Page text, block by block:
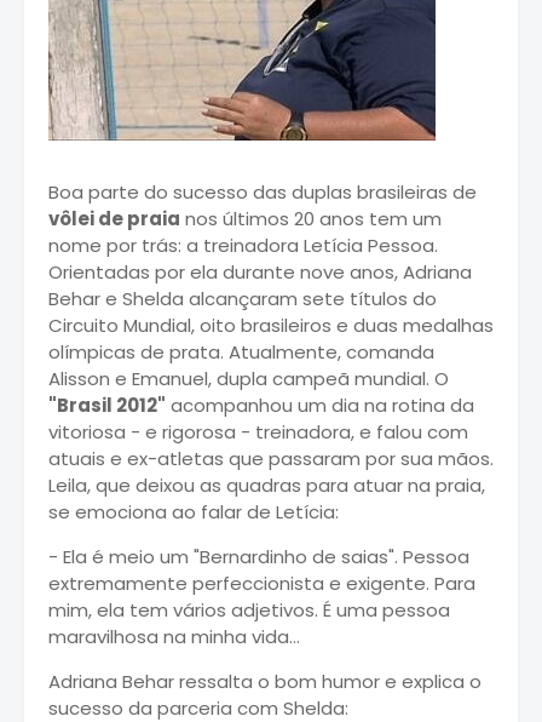
Boa parte do sucesso das duplas brasileiras de
vôlei de praia nos últimos 20 anos tem um
nome por trás: a treinadora Letícia Pessoa.
Orientadas por ela durante nove anos, Adriana
Behar e Shelda alcançaram sete títulos do
Circuito Mundial, oito brasileiros e duas medalhas
olímpicas de prata. Atualmente, comanda
Alisson e Emanuel, dupla campeã mundial. O
"Brasil 2012" acompanhou um dia na rotina da
vitoriosa - e rigorosa - treinadora, e falou com
atuais e ex-atletas que passaram por sua mãos.
Leila, que deixou as quadras para atuar na praia,
se emociona ao falar de Letícia:
- Ela é meio um "Bernardinho de saias". Pessoa
extremamente perfeccionista e exigente. Para
mim, ela tem vários adjetivos. É uma pessoa
maravilhosa na minha vida...
Adriana Behar ressalta o bom humor e explica o
sucesso da parceria com Shelda: